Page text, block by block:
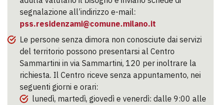
segnalazione all’indirizzo e-mail:
pss.residenzami@comune.milano.it
Le persone senza dimora non conosciute dai servizi
del territorio possono presentarsi al Centro
Sammartini in via Sammartini, 120 per inoltrare la
richiesta. Il Centro riceve senza appuntamento, nei
seguenti giorni e orari:
lunedì, martedì, giovedì e venerdì: dalle 9:00 alle